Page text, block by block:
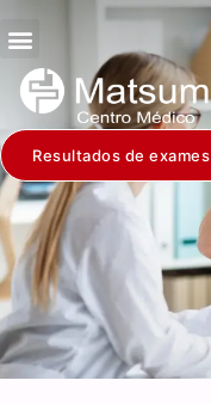
Resultados de exames